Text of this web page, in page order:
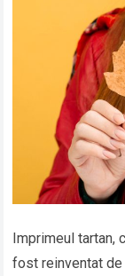
Imprimeul tartan,
fost reinventat de